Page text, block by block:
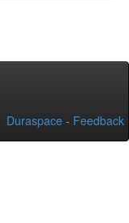
Duraspace - Feedback